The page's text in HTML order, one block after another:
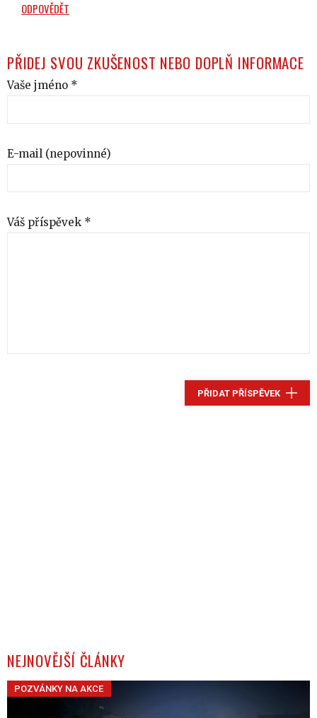
ODPOVĚDĚT
PŘIDEJ SVOU ZKUŠENOST NEBO DOPLŇ INFORMACE
Vaše jméno *
E-mail (nepovinné)
Váš příspěvek *
PŘIDAT PŘÍSPĚVEK
NEJNOVĚJŠÍ ČLÁNKY
POZVÁNKY NA AKCE